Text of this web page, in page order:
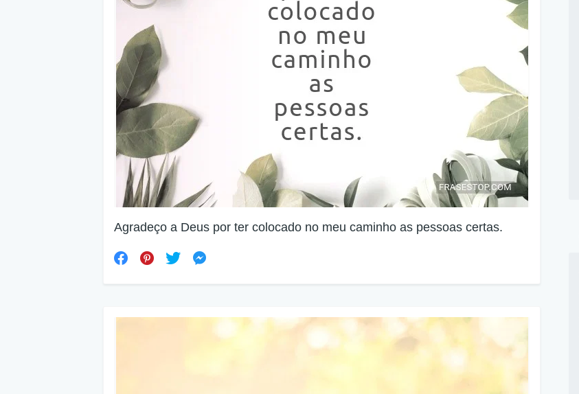
Agradeço a Deus por ter colocado no meu caminho as pessoas certas.